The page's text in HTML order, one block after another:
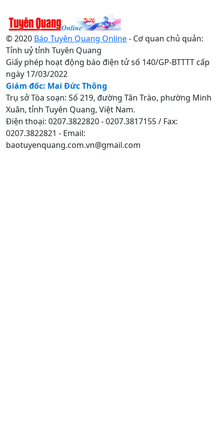
© 2020 Báo Tuyên Quang Online- Cơ quan chủ quản:
Tỉnh uỷ tỉnh Tuyên Quang
Giấy phép hoạt động báo điện tử số 140/GP-BTTTT cấp
ngày 17/03/2022
Giám đốc: Mai Đức Thông
Trụ sở Tòa soạn: Số 219, đường Tân Trào, phường Minh
Xuân, tỉnh Tuyên Quang, Việt Nam.
Điện thoại: 0207.3822820 - 0207.3817155 / Fax:
0207.3822821 - Email:
baotuyenquang.com.vn@gmail.com